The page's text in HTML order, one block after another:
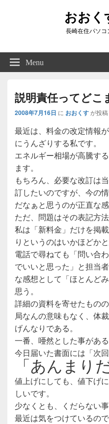
おおく
長崎在住パソ
Right
Sidebar
Widget
Menu
説明責任ってどこ
2008年7月16日 に おおくすが投稿
最近は、料金の改定情報
にうんざりする私です。
エネルギー相場が高騰す
ます。
もちろん、必要な改訂は
訂したいのですが、今の
だなぁと思うのが正直な感
ただ、問題はその表記方法
私は「新料金」だけを掲
りというのはいかほどかと
電話で尋ねても「問い合
でいいと思った」と担当
な感想として「ほとんど
思う。
詳細の資料を寄せたもの
局なんの意味もなく、体
げんなりである。
一番、唖然とした事がある
今日届いた書面には「次
「あんまり
値上げにしても、値下げ
しいです。
少なくとも、くだらない
最近は気をつけているの